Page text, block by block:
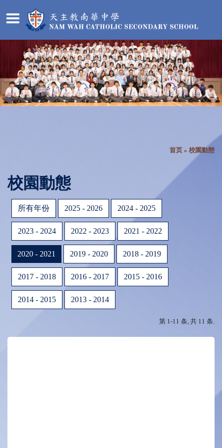
首页 » 校園動態
校園動態
所有年份 2025 - 2026 2024 - 2025
2023 - 2024 2022 - 2023 2021 - 2022
2020 - 2021 2019 - 2020 2018 - 2019
2017 - 2018 2016 - 2017 2015 - 2016
2014 - 2015 2013 - 2014
第 1-11 条, 共 11 条.